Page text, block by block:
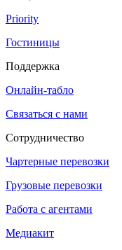
Priority
Гостиницы
Поддержка
Онлайн-табло
Связаться с нами
Сотрудничество
Чартерные перевозки
Грузовые перевозки
Работа с агентами
Медиакит